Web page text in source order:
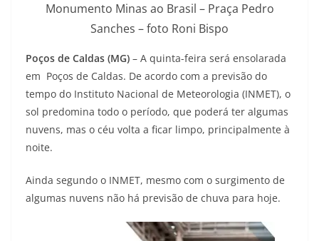
Monumento Minas ao Brasil – Praça Pedro
Sanches – foto Roni Bispo
Poços de Caldas (MG) – A quinta-feira será ensolarada
em Poços de Caldas. De acordo com a previsão do
tempo do Instituto Nacional de Meteorologia (INMET), o
sol predomina todo o período, que poderá ter algumas
nuvens, mas o céu volta a ficar limpo, principalmente à
noite.
Ainda segundo o INMET, mesmo com o surgimento de
algumas nuvens não há previsão de chuva para hoje.